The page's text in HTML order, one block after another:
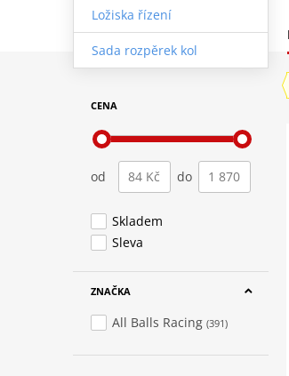
Ložiska řízení
Sada rozpěrek kol
CENA
od do
Skladem
Sleva
ZNAČKA
All Balls Racing (391)